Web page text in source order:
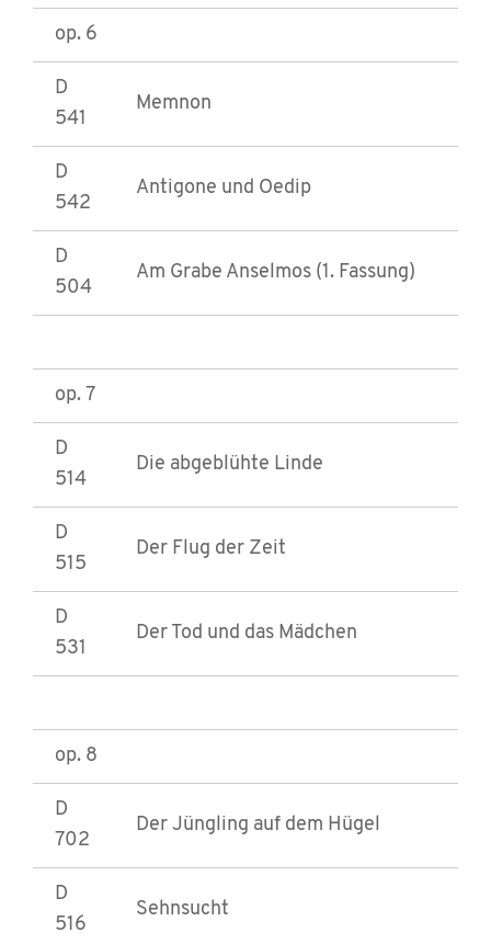
op. 6
D
541
Memnon
D
542
Antigone und Oedip
D
504
Am Grabe Anselmos (1. Fassung)
op. 7
D
514
Die abgeblühte Linde
D
515
Der Flug der Zeit
D
531
Der Tod und das Mädchen
op. 8
D
702
Der Jüngling auf dem Hügel
D
516
Sehnsucht